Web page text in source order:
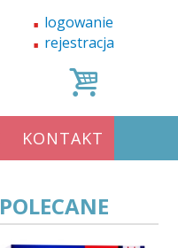
logowanie
rejestracja
KONTAKT
POLECANE